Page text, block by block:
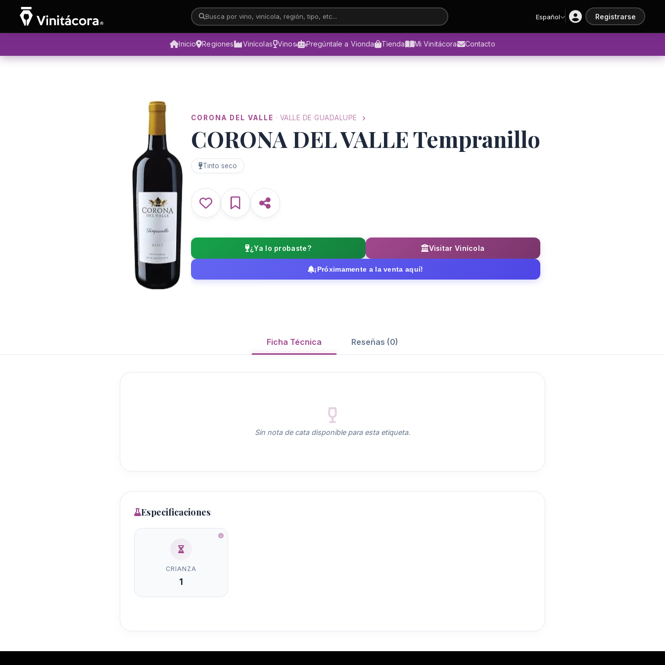
Busca por vino, vinícola, región, tipo, etc... Español Registrarse
Inicio Regiones Vinícolas Vinos Pregúntale a Vionda Tienda Mi Vinitácora Contacto
CORONA DEL VALLE · VALLE DE GUADALUPE
CORONA DEL VALLE Tempranillo
Tinto seco
¿Ya lo probaste? Visitar Vinícola
¡Próximamente a la venta aquí!
Ficha Técnica Reseñas (0)
Sin nota de cata disponible para esta etiqueta.
Especificaciones
CRIANZA
1